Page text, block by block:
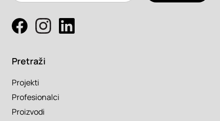
Pretraži
Projekti
Profesionalci
Proizvodi